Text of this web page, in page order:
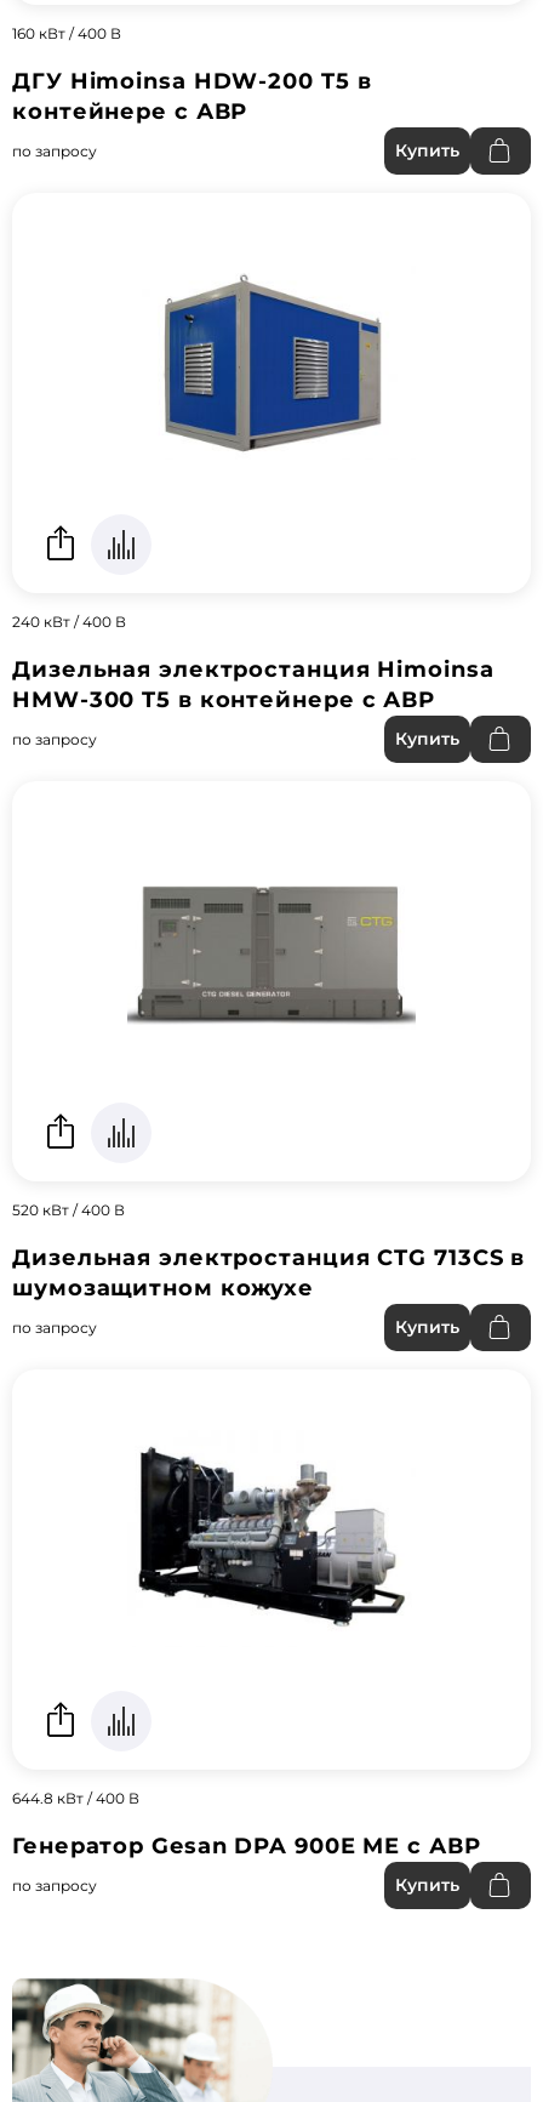
160 кВт / 400 В
ДГУ Himoinsa HDW-200 T5 в
контейнере с АВР
по запросу Купить
240 кВт / 400 В
Дизельная электростанция Himoinsa
HMW-300 T5 в контейнере с АВР
по запросу Купить
520 кВт / 400 В
Дизельная электростанция CTG 713CS в
шумозащитном кожухе
по запросу Купить
644.8 кВт / 400 В
Генератор Gesan DPA 900E ME с АВР
по запросу Купить